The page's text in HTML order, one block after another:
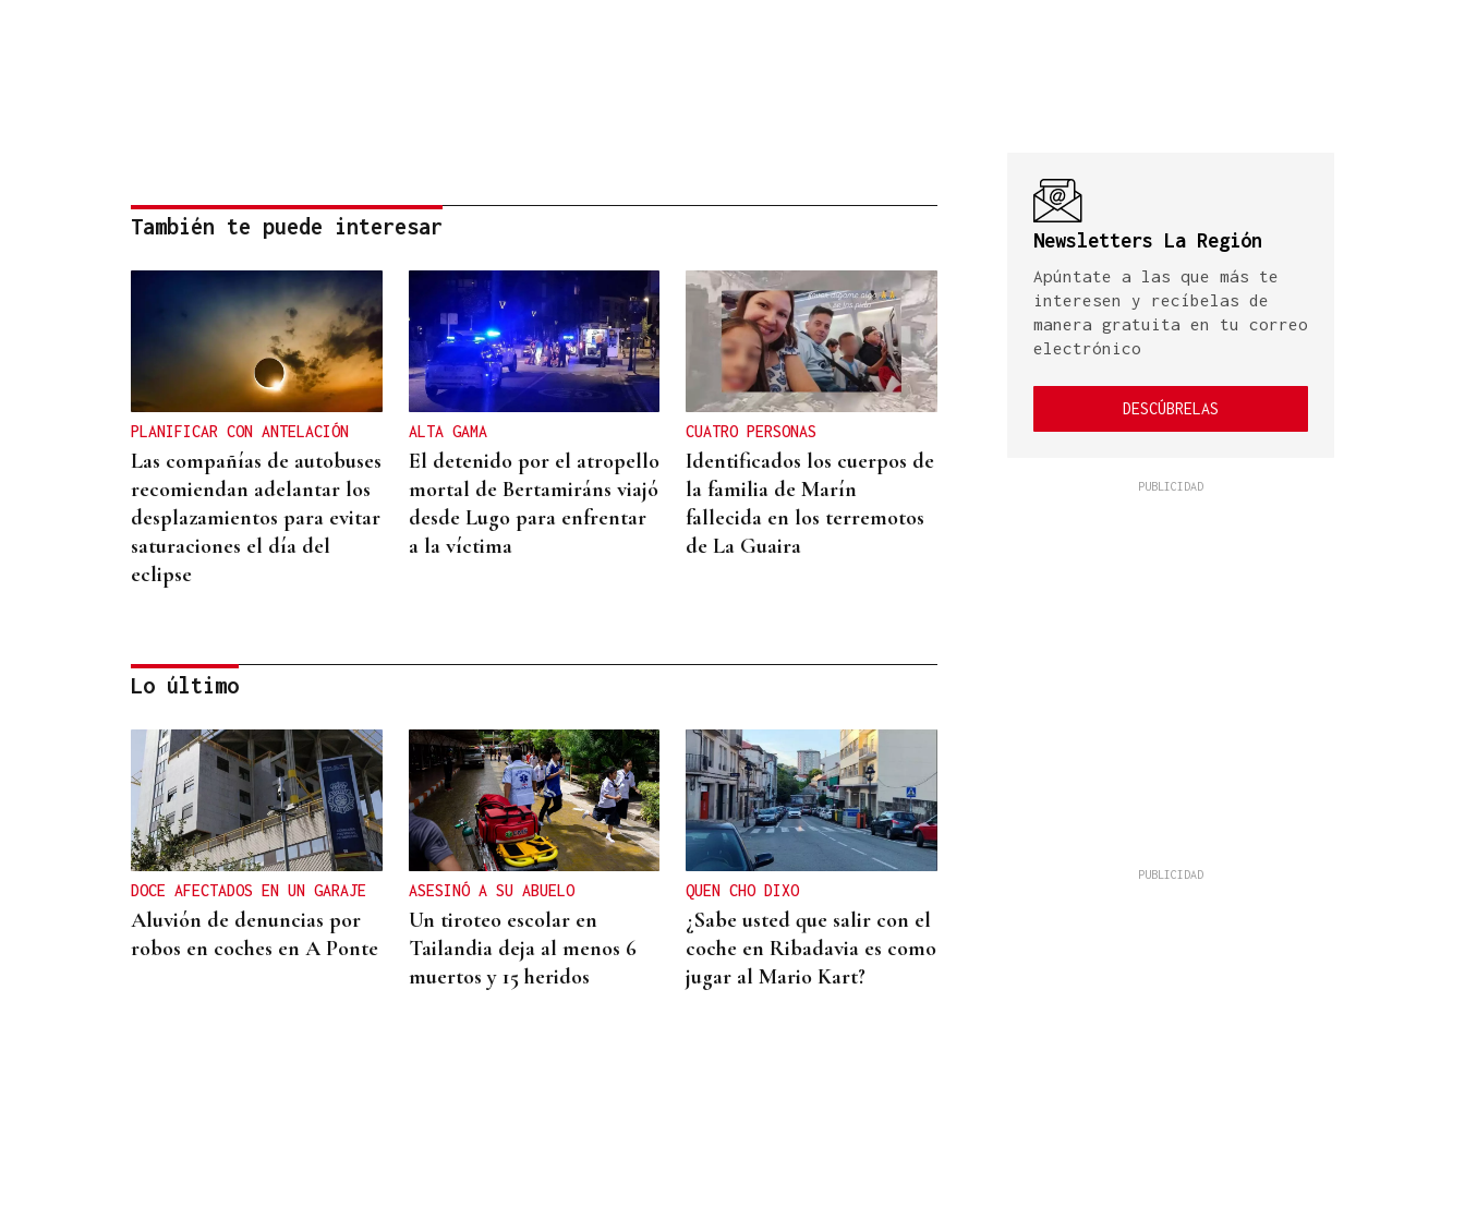
También te puede interesar
PLANIFICAR CON ANTELACIÓN
Las compañías de autobuses
recomiendan adelantar los
desplazamientos para evitar
saturaciones el día del
eclipse
ALTA GAMA
El detenido por el atropello
mortal de Bertamiráns viajó
desde Lugo para enfrentar
a la víctima
CUATRO PERSONAS
Identificados los cuerpos de
la familia de Marín
fallecida en los terremotos
de La Guaira
PROTOCOLO DE VIGILANCIA
Galicia vigila a los
contactos del contagiado
franco-argentino por
hantavirus
Lo último
DOCE AFECTADOS EN UN GARAJE
Aluvión de denuncias por
robos en coches en A Ponte
ASESINÓ A SU ABUELO
Un tiroteo escolar en
Tailandia deja al menos 6
muertos y 15 heridos
QUEN CHO DIXO
¿Sabe usted que salir con el
coche en Ribadavia es como
jugar al Mario Kart?
Newsletters La Región
Apúntate a las que más te
interesen y recíbelas de
manera gratuita en tu correo
electrónico
DESCÚBRELAS